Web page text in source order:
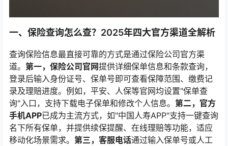
一、保险查询怎么查？2025年四大官方渠道全解析
查询保险信息最直接可靠的方式是通过保险公司官方渠
道。 第一，保险公司官网提供详细保单信息和条款查询，
登录后输入身份证号、保单号即可查看保障范围、缴费记
录及理赔进度。例如，平安、人保等官网均设置"保单查
询"入口，支持下载电子保单和修改个人信息。 第二，官方
手机APP已成为主流方式，如"中国人寿APP"支持一键查询
名下所有保单，并提供续保提醒、在线理赔等功能，适应
移动化场景需求。 第三，客服电话通过输入保单号或人工